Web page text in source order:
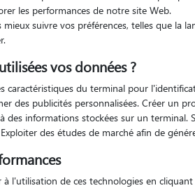
Pas d'animaux
les performances de notre site Web.
suivre vos préférences, telles que la
vos données ?
caractéristiques du terminal pour
des publicités personnalisées. Créer un
des informations stockées sur un
des études de marché afin de
l'utilisation de ces technologies en